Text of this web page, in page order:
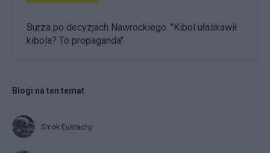
Burza po decyzjach Nawrockiego. "Kibol ułaskawił
kibola? To propaganda"
Blogi na ten temat
Smok Eustachy